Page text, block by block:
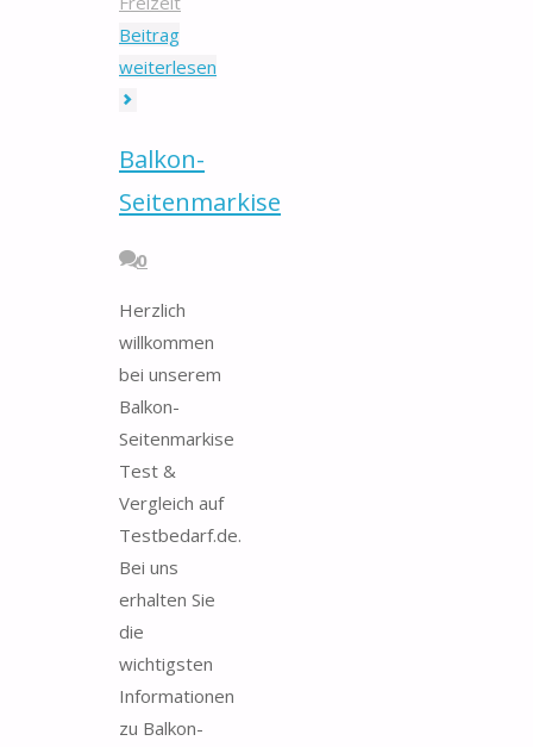
Beitrag
weiterlesen
Balkon-
Seitenmarkise
0
Herzlich
willkommen
bei unserem
Balkon-
Seitenmarkise
Test &
Vergleich auf
Testbedarf.de.
Bei uns
erhalten Sie
die
wichtigsten
Informationen
zu Balkon-